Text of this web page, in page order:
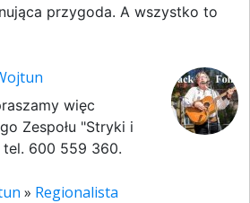
przygoda. A wszystko to
więc
Zespołu "Stryki i
tel. 600 559 360.
» Regionalista